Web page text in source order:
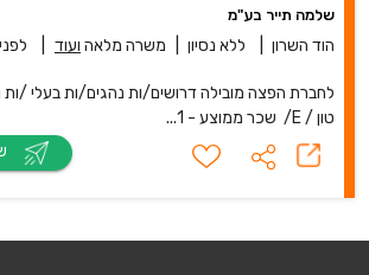
שלמה תייר בע"מ
הוד השרון ללא נסיון משרה מלאה ועוד לפני 18 שעות
טון / E/ שכר ממוצע - 1...